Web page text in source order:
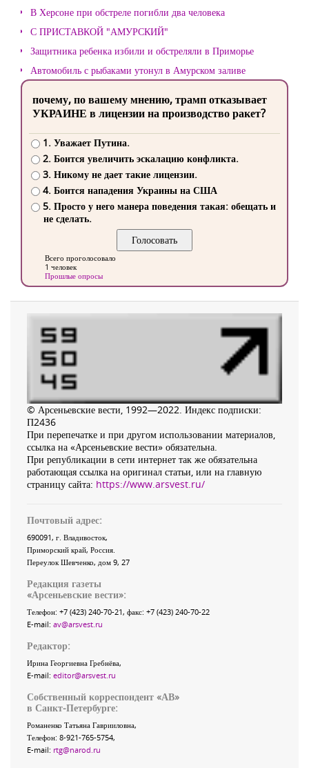
В Херсоне при обстреле погибли два человека
С ПРИСТАВКОЙ "АМУРСКИЙ"
Защитника ребенка избили и обстреляли в Приморье
Автомобиль с рыбаками утонул в Амурском заливе
почему, по вашему мнению, трамп отказывает
УКРАИНЕ в лицензии на производство ракет?
1. Уважает Путина.
2. Боится увеличить эскалацию конфликта.
3. Никому не дает такие лицензии.
4. Боится нападения Украины на США
5. Просто у него манера поведения такая: обещать и
не сделать.
Всего проголосовало
1 человек
Прошлые опросы
© Арсеньевские вести, 1992—2022. Индекс подписки:
П2436
При перепечатке и при другом использовании материалов,
ссылка на «Арсеньевские вести» обязательна.
При републикации в сети интернет так же обязательна
работающая ссылка на оригинал статьи, или на главную
страницу сайта: https://www.arsvest.ru/
Почтовый адрес:
690091, г. Владивосток,
Приморский край, Россия
Переулок Шевченко, дом 9, 27
Редакция газеты
«Арсеньевские вести»:
Телефон: +7 (423) 240-70-21, факс: +7 (423) 240-70-22
E-mail: av@arsvest.ru
Редактор:
Ирина Георгиевна Гребнёва,
E-mail: editor@arsvest.ru
Собственный корреспондент «АВ»
в Санкт-Петербурге:
Романенко Татьяна Гаврииловна,
Телефон: 8-921-765-5754,
E-mail: rtg@narod.ru